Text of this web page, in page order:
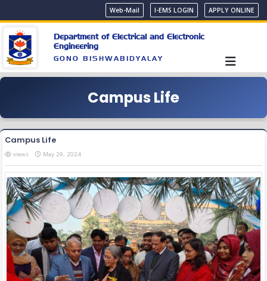
Web-Mail I-EMS LOGIN APPLY ONLINE
Department of Electrical and Electronic
Engineering
GONO BISHWABIDYALAY
Campus Life
Campus Life
views May 29, 2024